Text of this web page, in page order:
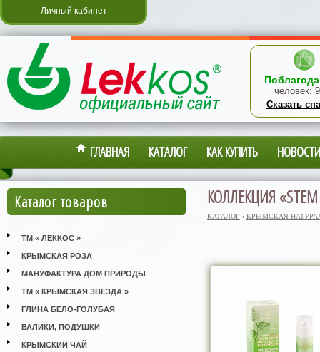
Личный кабинет
человек:
Сказать
ГЛАВНАЯ КАТАЛОГ КАК КУПИТЬ НОВОСТИ
Каталог товаров
ТМ « ЛЕККОС »
КРЫМСКАЯ РОЗА
МАНУФАКТУРА ДОМ ПРИРОДЫ
ТМ « КРЫМСКАЯ ЗВЕЗДА »
ГЛИНА БЕЛО-ГОЛУБАЯ
ВАЛИКИ, ПОДУШКИ
КРЫМСКИЙ ЧАЙ
КОЛЛЕКЦИЯ «STEM
КАТАЛОГ › КРЫМСКАЯ